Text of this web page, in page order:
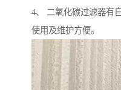
4、 二氧化碳过滤器有
使用及维护方便。